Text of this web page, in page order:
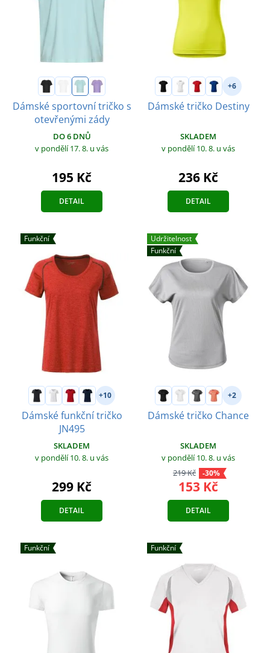
Dámské sportovní tričko s
otevřenými zády
DO 6 DNŮ
v pondělí 17. 8. u vás
195 Kč
DETAIL
+6
Dámské tričko Destiny
SKLADEM
v pondělí 10. 8. u vás
236 Kč
DETAIL
Funkční
+10
Dámské funkční tričko
JN495
SKLADEM
v pondělí 10. 8. u vás
299 Kč
DETAIL
Udržitelnost
Funkční
+2
Dámské tričko Chance
SKLADEM
v pondělí 10. 8. u vás
219 Kč
-30%
153 Kč
DETAIL
Funkční Funkční